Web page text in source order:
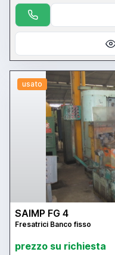
usato
SAIMP FG 4
Fresatrici Banco fisso
prezzo su richiesta